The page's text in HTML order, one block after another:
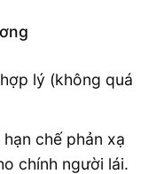
lý (không quá
chế phản xạ
chính người lái.